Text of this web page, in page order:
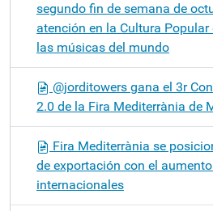
segundo fin de semana de
atención en la Cultura Popular
las músicas del mundo
@jorditowers gana el 3r
2.0 de la Fira Mediterrània de
Fira Mediterrània se
de exportación con el
internacionales